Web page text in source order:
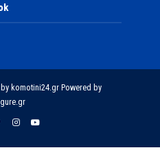
komotini24.gr Powered by